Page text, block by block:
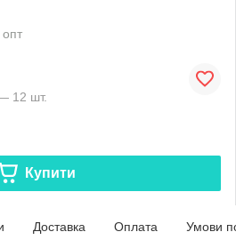
опт
12 шт.
Купити
Доставка Оплата Умови